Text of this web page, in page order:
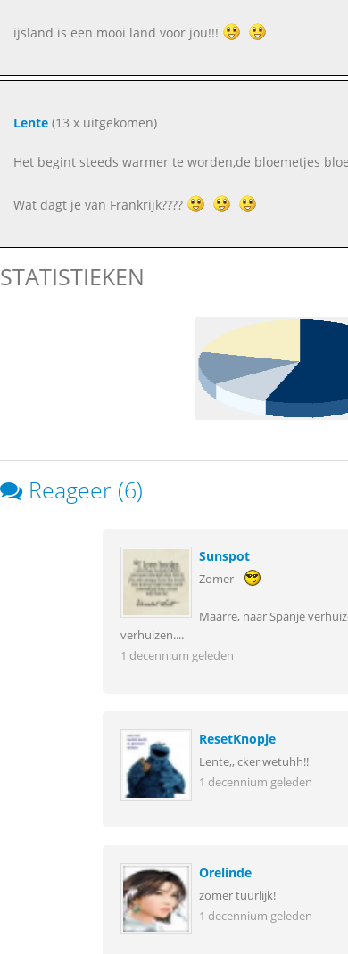
ijsland is een mooi land voor jou!!!
Lente(13 x uitgekomen)
Het begint steeds warmer te worden,de bloemetjes
Wat dagt je van Frankrijk????
STATISTIEKEN
Reageer (6)
Sunspot
Zomer
Maarre, naar Spanje
verhuizen....
1 decennium geleden
ResetKnopje
Lente,, cker wetuhh!!
1 decennium geleden
Orelinde
zomer tuurlijk!
1 decennium geleden